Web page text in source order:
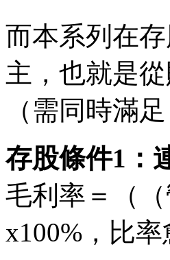
而本系列在
主，也就是
（需同時滿
存股條件1：
毛利率＝（
x100%，比